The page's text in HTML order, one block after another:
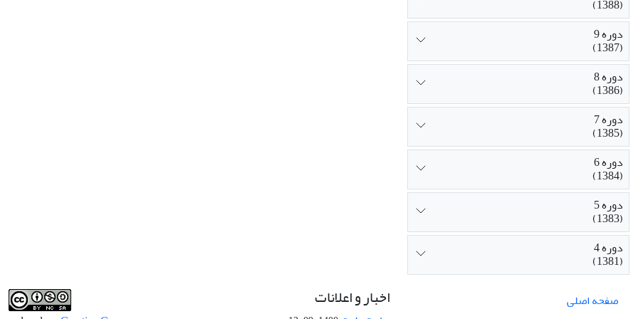
(1388)
دوره 9
(1387)
دوره 8
(1386)
دوره 7
(1385)
دوره 6
(1384)
دوره 5
(1383)
دوره 4
(1381)
صفحه اصلی
اخبار و اعلانات